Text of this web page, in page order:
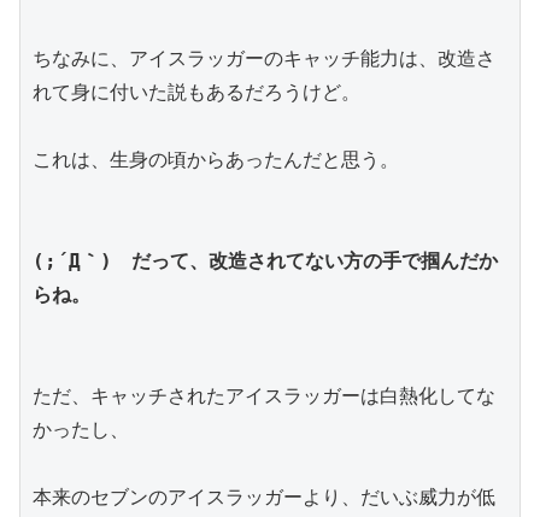
ちなみに、アイスラッガーのキャッチ能力は、改造さ
れて身に付いた説もあるだろうけど。
これは、生身の頃からあったんだと思う。
(;´Д｀)　だって、改造されてない方の手で掴んだか
らね。
ただ、キャッチされたアイスラッガーは白熱化してな
かったし、
本来のセブンのアイスラッガーより、だいぶ威力が低